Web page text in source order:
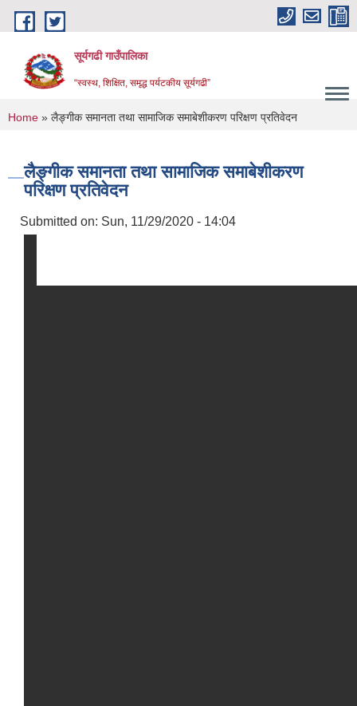
Skip to main content
सूर्यगढी गाउँपालिका
“स्वस्थ, शिक्षित, समृद्ध पर्यटकीय सूर्यगढी”
You are here
Home » लैङ्गीक समानता तथा सामाजिक समाबेशीकरण परिक्षण प्रतिवेदन
लैङ्गीक समानता तथा सामाजिक समाबेशीकरण
परिक्षण प्रतिवेदन
Submitted on: Sun, 11/29/2020 - 14:04